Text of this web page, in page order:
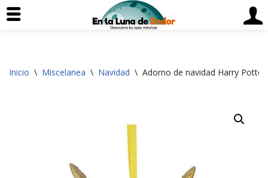
al
Inicio \ Miscelanea \ Navidad \ Adorno de navidad Harry